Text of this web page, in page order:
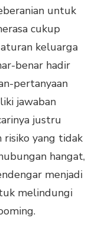
untuk
cukup
keluarga
benar hadir
pertanyaan
jawaban
justru
risiko yang tidak
hangat,
menjadi
melindungi